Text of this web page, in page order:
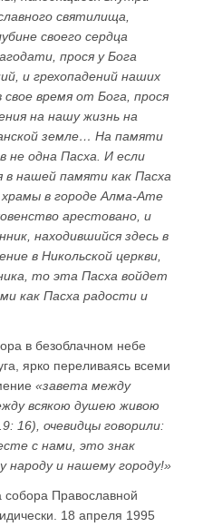
святилища,
своего сердца
прося у Бога
и грехопадений наших
время от Бога, прося
на нашу жизнь на
земле… На памяти
не одна Пасха. И если
в нашей памяти как Пасха
храмы в городе Алма-Ате
арестовано, и
находившийся здесь в
в Никольской церкви,
то эта Пасха войдет
как Пасха радости и
в безоблачном небе
ярко переливаясь всеми
«завета между
всякою душею живою
16), очевидцы говорили:
с нами, это знак
народу и нашему городу!»
Православной
18 апреля 1995